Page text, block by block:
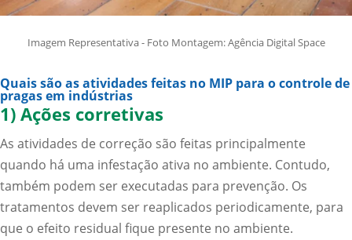
Imagem Representativa - Foto Montagem: Agência Digital Space
Quais são as atividades feitas no MIP para o controle de
pragas em indústrias
1) Ações corretivas
As atividades de correção são feitas principalmente
quando há uma infestação ativa no ambiente. Contudo,
também podem ser executadas para prevenção. Os
tratamentos devem ser reaplicados periodicamente, para
que o efeito residual fique presente no ambiente.